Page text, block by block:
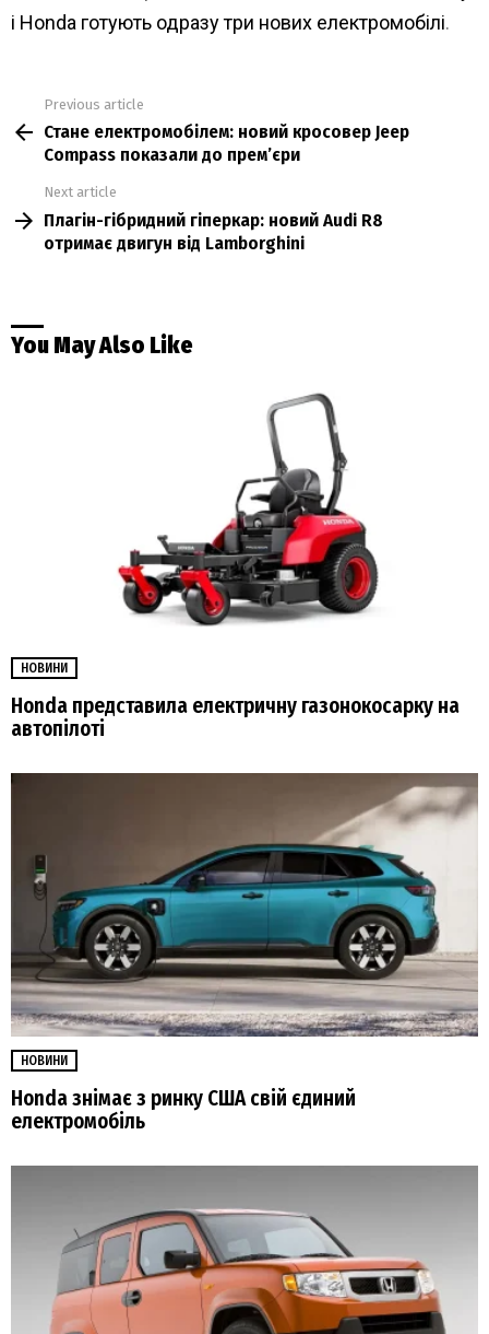
і Honda готують одразу три нових електромобілі.
more
Previous article
Стане електромобілем: новий кросовер Jeep
Compass показали до прем’єри
Next article
Плагін-гібридний гіперкар: новий Audi R8
отримає двигун від Lamborghini
You May Also Like
НОВИНИ
Honda представила електричну газонокосарку на
автопілоті
НОВИНИ
Honda знімає з ринку США свій єдиний
електромобіль